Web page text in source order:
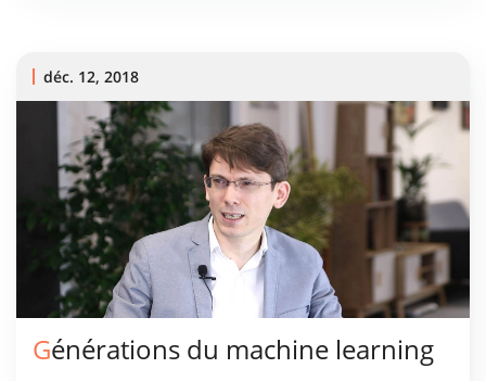
déc. 12, 2018
Générations du machine learning